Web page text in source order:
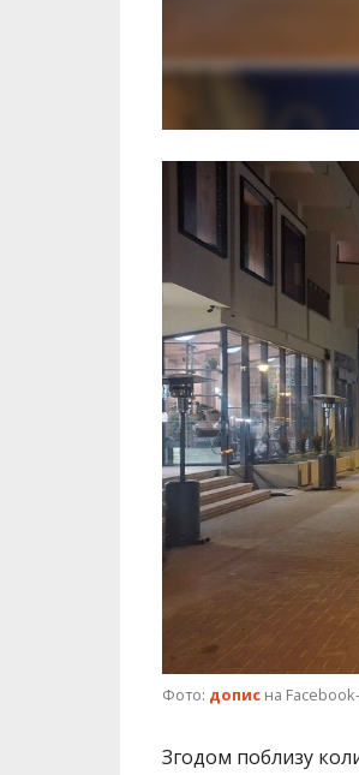
Фото: дописна Facebook-
Згодом поблизу